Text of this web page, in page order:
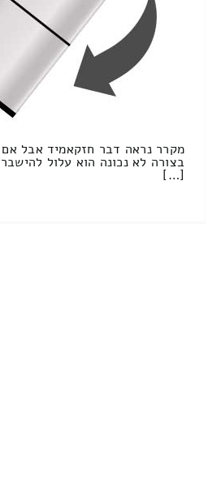
מקרר נראה דבר חזקאמיד אבל אם
בצורה לא נכונה הוא עלול
[…]